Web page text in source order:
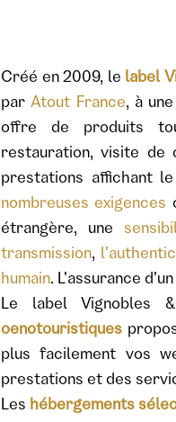
Créé en 2009, le label
parAtout France, à
offre de produits
restauration, visite de
prestations affichant
nombreuses exigences
étrangère, une
transmission,
humain. L'assurance
Le label Vignobles
oenotouristiques
plus facilement vos
prestations et des
Les hébergements